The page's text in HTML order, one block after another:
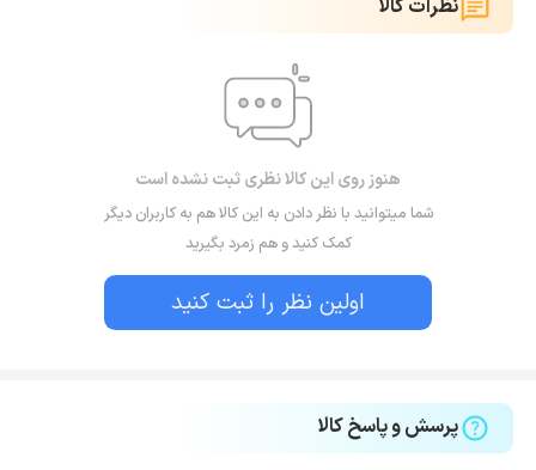
نظرات کالا
هنوز روی این کالا نظری ثبت نشده است
شما میتوانید با نظر دادن به این کالا هم به کاربران دیگر
کمک کنید و هم زمرد بگیرید
اولین نظر را ثبت کنید
پرسش و پاسخ کالا